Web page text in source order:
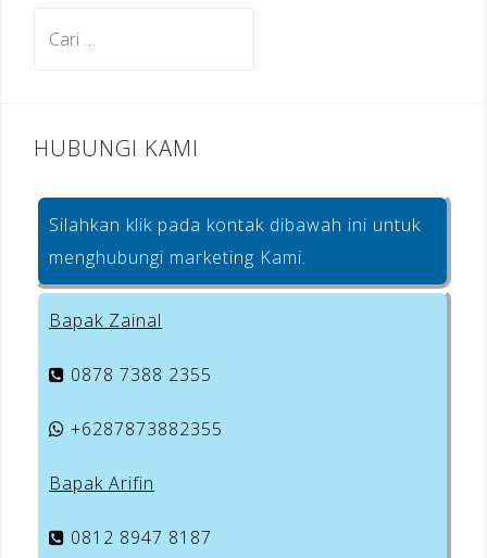
o
HUBUNGI KAMI
Silahkan klik pada kontak dibawah ini untuk
menghubungi marketing Kami.
Bapak Zainal
0878 7388 2355
+6287873882355
Bapak Arifin
0812 8947 8187